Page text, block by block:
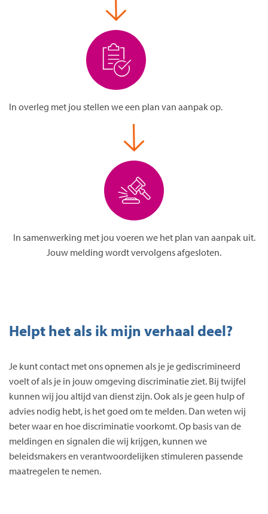
In overleg met jou stellen we een plan van aanpak op.
In samenwerking met jou voeren we het plan van aanpak uit.
Jouw melding wordt vervolgens afgesloten.
Helpt het als ik mijn verhaal deel?
Je kunt contact met ons opnemen als je je gediscrimineerd
voelt of als je in jouw omgeving discriminatie ziet. Bij twijfel
kunnen wij jou altijd van dienst zijn. Ook als je geen hulp of
advies nodig hebt, is het goed om te melden. Dan weten wij
beter waar en hoe discriminatie voorkomt. Op basis van de
meldingen en signalen die wij krijgen, kunnen we
beleidsmakers en verantwoordelijken stimuleren passende
maatregelen te nemen.